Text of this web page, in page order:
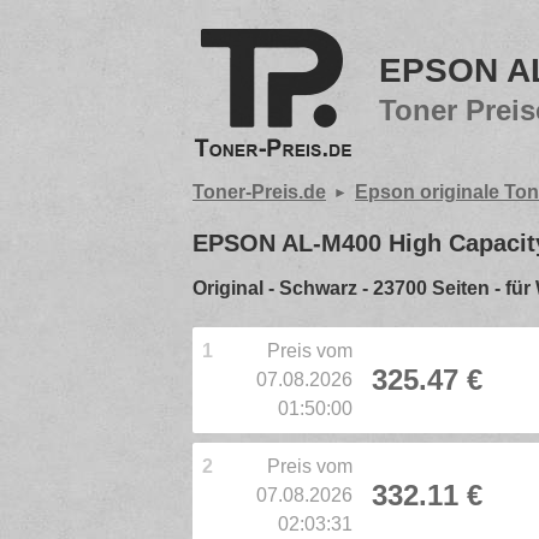
EPSON
Toner
Toner-Preis.de Epson originale
EPSON AL-M400 High
Original - Schwarz - 23700 Seiten -
1
Preis vom
07.08.2026
01:50:00
325.47 €
2
Preis vom
07.08.2026
02:03:31
332.11 €